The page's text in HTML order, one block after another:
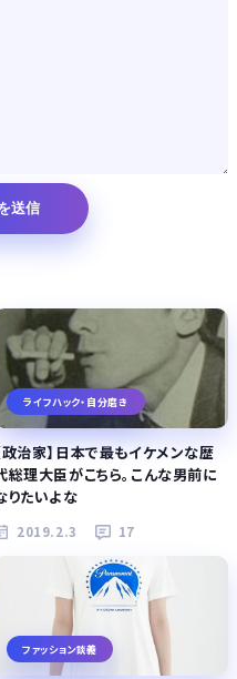
ライフハック・自分磨き
政治家】日本で最もイケメンな歴
総理大臣がこちら。こんな男前に
りたいよな
2019.2.3 17
ファッション談義